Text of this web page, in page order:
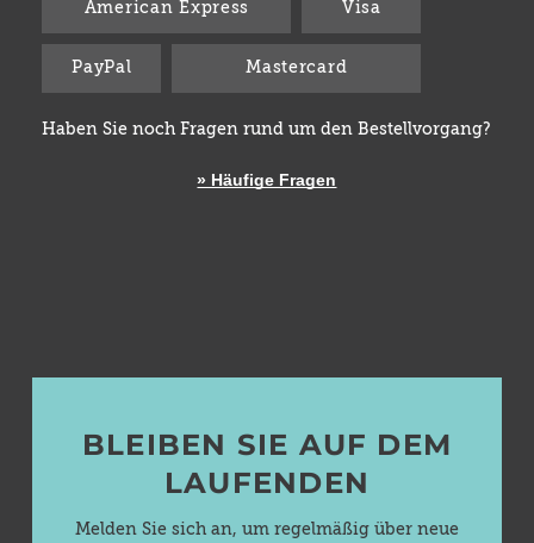
American Express Visa
PayPal Mastercard
Haben Sie noch Fragen rund um den Bestellvorgang?
» Häufige Fragen
BLEIBEN SIE AUF DEM
LAUFENDEN
Melden Sie sich an, um regelmäßig über neue